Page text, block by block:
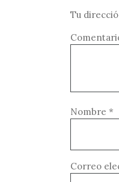
Tu
Nombre *
Correo